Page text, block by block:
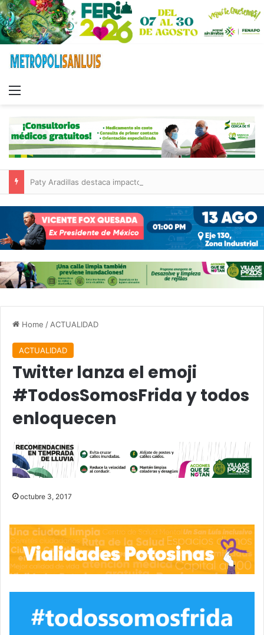
Home / ACTUALIDAD
ACTUALIDAD
Twitter lanza el emoji
#TodosSomosFrida y todos
enloquecen
octubre 3, 2017